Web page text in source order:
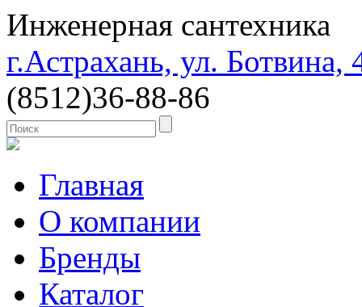
Инженерная сантехника
г.Астрахань, ул. Ботвина,
(8512)36-88-86
Главная
О компании
Бренды
Каталог